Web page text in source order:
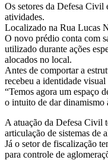
Os setores da Defesa Civil
atividades.
Localizado na Rua Lucas
O novo prédio conta com
utilizado durante ações
alocados no local.
Antes de comportar a
recebeu a identidade visual
“Temos agora um espaço
o intuito de dar dinamismo
A atuação da Defesa Civil
articulação de sistemas de
Já o setor de fiscalização
para controle de